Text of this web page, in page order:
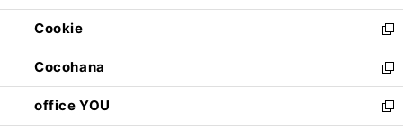
開
く
ウ
で
開
く
ン
ド
ウ
で
開
く
ウ
ィ
ン
ド
ウ
で
開
Cookie
新
し
い
ウ
ィ
ン
Cocohana
新
し
い
office YOU
新